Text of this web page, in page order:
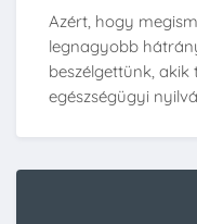
Azért, hogy
legnagyobb
beszélgettünk,
egészségügyi